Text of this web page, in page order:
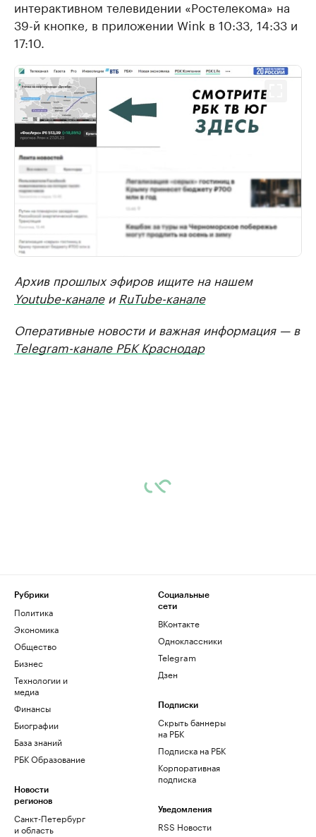
интерактивном телевидении «Ростелекома» на
39-й кнопке, в приложении Wink в 10:33, 14:33 и
17:10.
Архив прошлых эфиров ищите на нашем
Youtube-каналеи RuTube-канале
Оперативные новости и важная информация — в
Telegram-канале РБК Краснодар
Рубрики
Политика
Экономика
Общество
Бизнес
Технологии и
медиа
Финансы
Биографии
База знаний
РБК Образование
Новости
регионов
Санкт-Петербург
и область
Социальные
сети
ВКонтакте
Одноклассники
Telegram
Дзен
Подписки
Скрыть баннеры
на РБК
Подписка на РБК
Корпоративная
подписка
Уведомления
RSS Новости